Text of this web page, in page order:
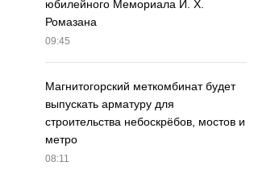
юбилейного Мемориала И. Х.
Ромазана
09:45
Магнитогорский меткомбинат будет
выпускать арматуру для
строительства небоскрёбов, мостов и
метро
08:11